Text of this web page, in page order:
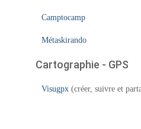
Camptocamp
Métaskirando
Cartographie - GPS
Visugpx (créer, suivre et